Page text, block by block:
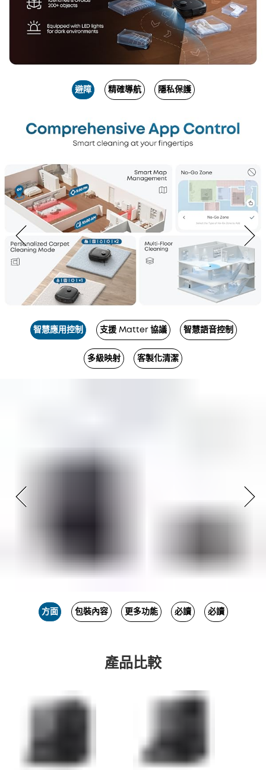
避障 精確導航 隱私保護
智慧應用控制 支援 Matter 協議 智慧語音控制
多級映射 客製化清潔
方面 包裝內容 更多功能 必讀 必讀
產品比較